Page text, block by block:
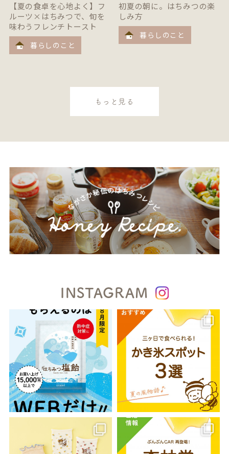
【夏の食卓を心地よく】フ
ルーツ×はちみつで、旬を
味わうフレンチトースト
暮らしのこと
初夏の朝に。はちみつの楽
しみ方
暮らしのこと
もっと見る
INSTAGRAM